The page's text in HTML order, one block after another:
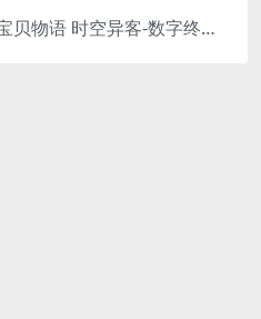
[数码宝贝物语 时空异客-数字终极版]- Digimon Story Time Stranger-Build.23514637